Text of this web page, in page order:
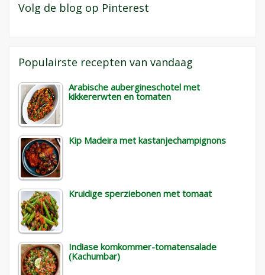
Volg de blog op Pinterest
Populairste recepten van vandaag
Arabische aubergineschotel met
kikkererwten en tomaten
Kip Madeira met kastanjechampignons
Kruidige sperziebonen met tomaat
Indiase komkommer-tomatensalade
(Kachumbar)